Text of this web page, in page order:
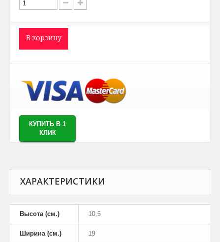
В корзину
КУПИТЬ В 1
КЛИК
ХАРАКТЕРИСТИКИ
Высота (см.) 10,5
Ширина (см.) 19